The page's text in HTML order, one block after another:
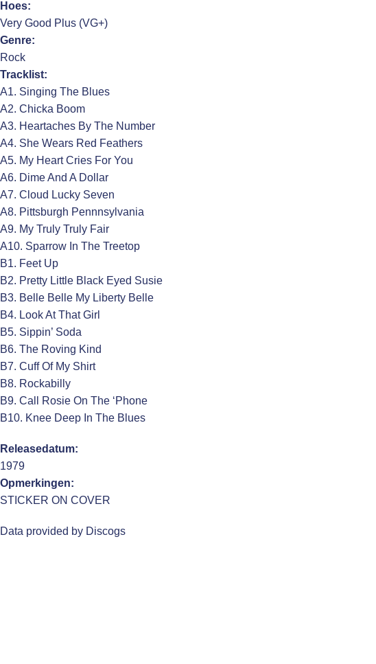
Hoes:
Very Good Plus (VG+)
Genre:
Rock
Tracklist:
A1. Singing The Blues
A2. Chicka Boom
A3. Heartaches By The Number
A4. She Wears Red Feathers
A5. My Heart Cries For You
A6. Dime And A Dollar
A7. Cloud Lucky Seven
A8. Pittsburgh Pennnsylvania
A9. My Truly Truly Fair
A10. Sparrow In The Treetop
B1. Feet Up
B2. Pretty Little Black Eyed Susie
B3. Belle Belle My Liberty Belle
B4. Look At That Girl
B5. Sippin’ Soda
B6. The Roving Kind
B7. Cuff Of My Shirt
B8. Rockabilly
B9. Call Rosie On The ‘Phone
B10. Knee Deep In The Blues
Releasedatum:
1979
Opmerkingen:
STICKER ON COVER
Data provided by Discogs